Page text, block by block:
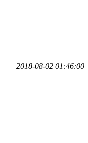
2018-08-02 01:46:00